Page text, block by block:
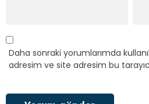
Daha sonraki yorumlarımda
adresim ve site adresim bu